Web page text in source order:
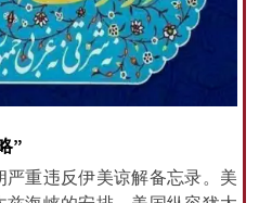
”
重违反伊美谅解备忘录。美